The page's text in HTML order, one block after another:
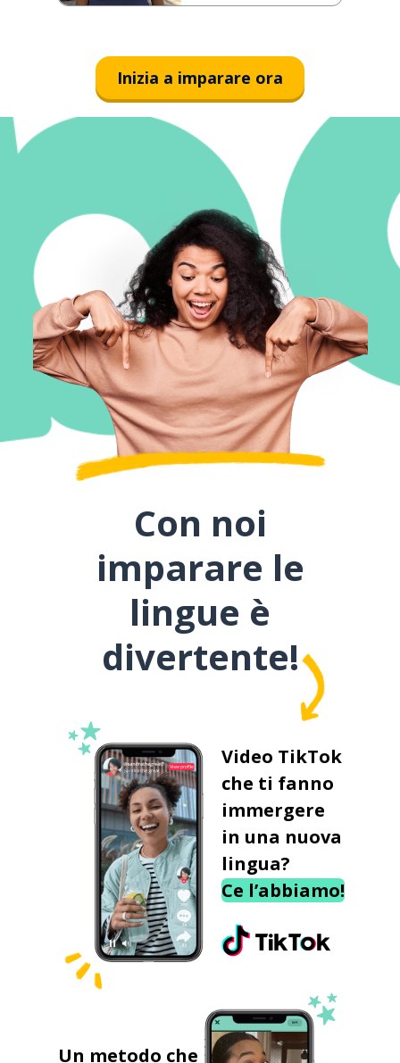
Inizia a imparare ora
Con noi
imparare le
lingue è
divertente!
Video TikTok
che ti fanno
immergere
in una nuova
lingua?
Ce l’abbiamo!
Un metodo che